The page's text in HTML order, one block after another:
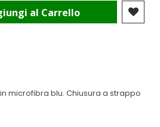
al Carrello
microfibra blu. Chiusura a strappo